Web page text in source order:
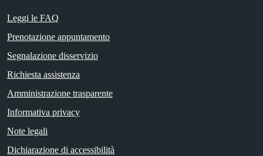
Leggi le FAQ
Prenotazione appuntamento
Segnalazione disservizio
Richiesta assistenza
Amministrazione trasparente
Informativa privacy
Note legali
Dichiarazione di accessibilità